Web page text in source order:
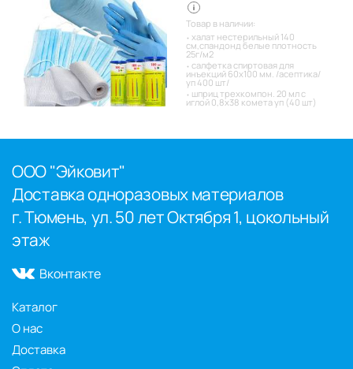
Товар в наличии:
халат нестерильный 140
см,спандонд белые плотность
25г/м2
салфетка спиртовая для
инъекций 60х100 мм. /асептика/
уп 400 шт/
шприц трехкомпон. 20 мл с
иглой 0,8х38 комета уп (40 шт)
ООО "Эйковит"
Доставка одноразовых материалов
г. Тюмень, ул. 50 лет Октября 1, цокольный
этаж
Вконтакте
Каталог
О нас
Доставка